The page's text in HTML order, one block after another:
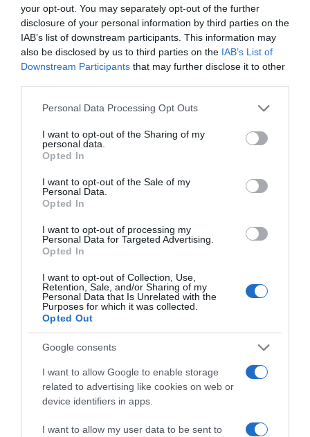
your opt-out. You may separately opt-out of the further
disclosure of your personal information by third parties on the
IAB’s list of downstream participants. This information may
also be disclosed by us to third parties on the IAB’s List of
Downstream Participants that may further disclose it to other
Please note that this website/app uses one or more Google
not limited to your visit or usage behaviour. You may click to
grant or deny consent to Google and its third-party tags to
use your data for below specified purposes in below Google
consent section.
Personal Data Processing Opt Outs
I want to opt-out of the Sharing of my
personal data.
Opted In
I want to opt-out of the Sale of my
Personal Data.
Opted In
I want to opt-out of processing my
Personal Data for Targeted Advertising.
Opted In
I want to opt-out of Collection, Use,
Retention, Sale, and/or Sharing of my
Personal Data that Is Unrelated with the
Purposes for which it was collected.
Opted Out
Google consents
I want to allow Google to enable storage
related to advertising like cookies on web or
device identifiers in apps.
I want to allow my user data to be sent to
Share Tweet
ΒΡΕΦΟΣ ΠΑΤΗΣΙΑ
ΣΧΟΛΙΑ